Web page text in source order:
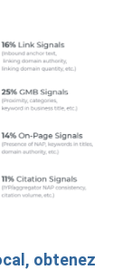
obtenez